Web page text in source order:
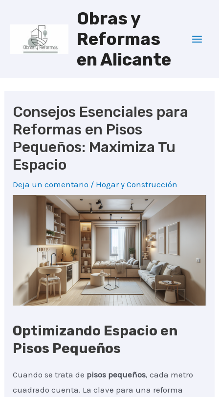
contenido
Obras y
Reformas
en Alicante
Consejos Esenciales para
Reformas en Pisos
Pequeños: Maximiza Tu
Espacio
Deja un comentario / Hogar y Construcción
Optimizando Espacio en
Pisos Pequeños
Cuando se trata de pisos pequeños, cada metro
cuadrado cuenta. La clave para una reforma